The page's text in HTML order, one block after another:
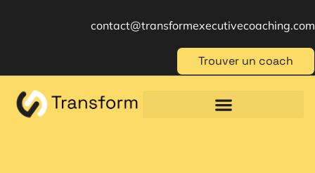
contact@transformexecutivecoaching.com
Trouver un coach